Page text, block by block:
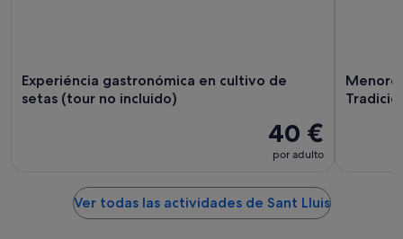
Experiéncia gastronómica en cultivo de
setas (tour no incluido)
40 €
por adulto
Ver todas las actividades de Sant Lluis